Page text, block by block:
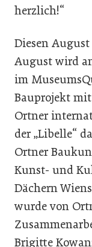
herzlich!“
Diesen
August wird
im
Bauprojekt
Ortner
der „Libelle“
Ortner
Kunst- und
Dächern
wurde von
Brigitte